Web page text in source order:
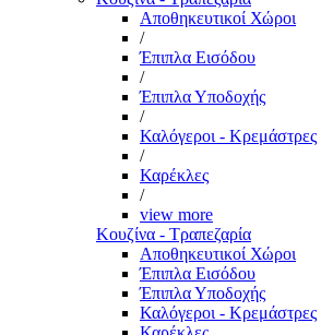
Αποθηκευτικοί Χώροι
/
Έπιπλα Εισόδου
/
Έπιπλα Υποδοχής
/
Καλόγεροι - Κρεμάστρες
/
Καρέκλες
/
view more
Κουζίνα - Τραπεζαρία
Αποθηκευτικοί Χώροι
Έπιπλα Εισόδου
Έπιπλα Υποδοχής
Καλόγεροι - Κρεμάστρες